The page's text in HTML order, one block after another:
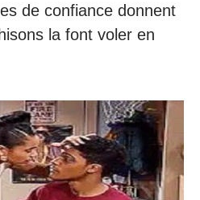
de confiance donnent
la font voler en